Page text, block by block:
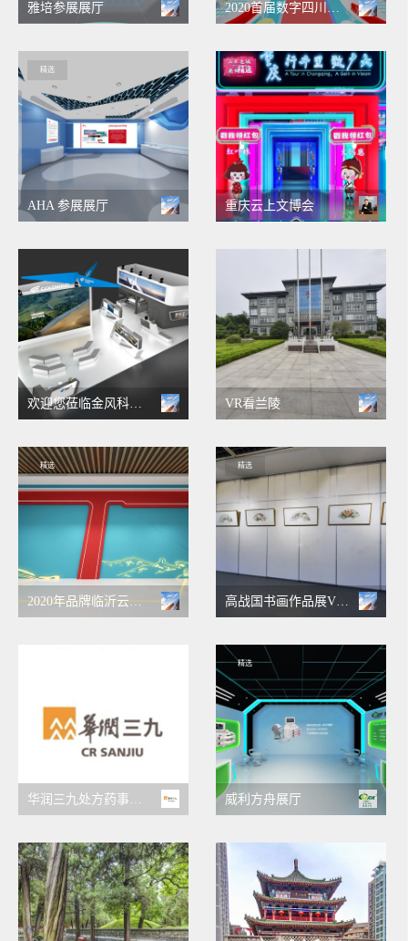
雅培参展展厅 2020首届数字四川创新大赛总决赛暨四川省大数据峰会“云展厅”（筹）
精选
AHA 参展展厅
精选
重庆云上文博会
欢迎您莅临金风科技云上展 VR看兰陵
精选
2020年品牌临沂云展会
精选
高战国书画作品展VR云展
华润三九处方药事业部
精选
威利方舟展厅